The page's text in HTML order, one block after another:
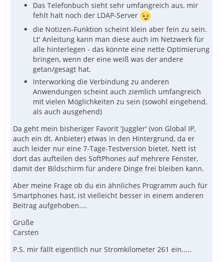
Das Telefonbuch sieht sehr umfangreich aus, mir
fehlt halt noch der LDAP-Server
die Notizen-Funktion scheint klein aber fein zu sein.
Lt' Anleitung kann man diese auch im Netzwerk für
alle hinterlegen - das könnte eine nette Optimierung
bringen, wenn der eine weiß was der andere
getan/gesagt hat.
Interworking die Verbindung zu anderen
Anwendungen scheint auch ziemlich umfangreich
mit vielen Möglichkeiten zu sein (sowohl eingehend,
als auch ausgehend)
Da geht mein bisheriger Favorit 'Juggler' (von Global IP,
auch ein dt. Anbieter) etwas in den Hintergrund, da er
auch leider nur eine 7-Tage-Testversion bietet. Nett ist
dort das aufteilen des SoftPhones auf mehrere Fenster,
damit der Bildschirm für andere Dinge frei bleiben kann.
Aber meine Frage ob du ein ähnliches Programm auch für
Smartphones hast, ist vielleicht besser in einem anderen
Beitrag aufgehoben....
Grüße
Carsten
P.S. mir fällt eigentlich nur Stromkilometer 261 ein.....